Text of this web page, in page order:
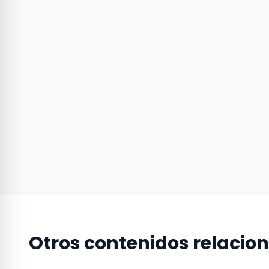
Otros contenidos